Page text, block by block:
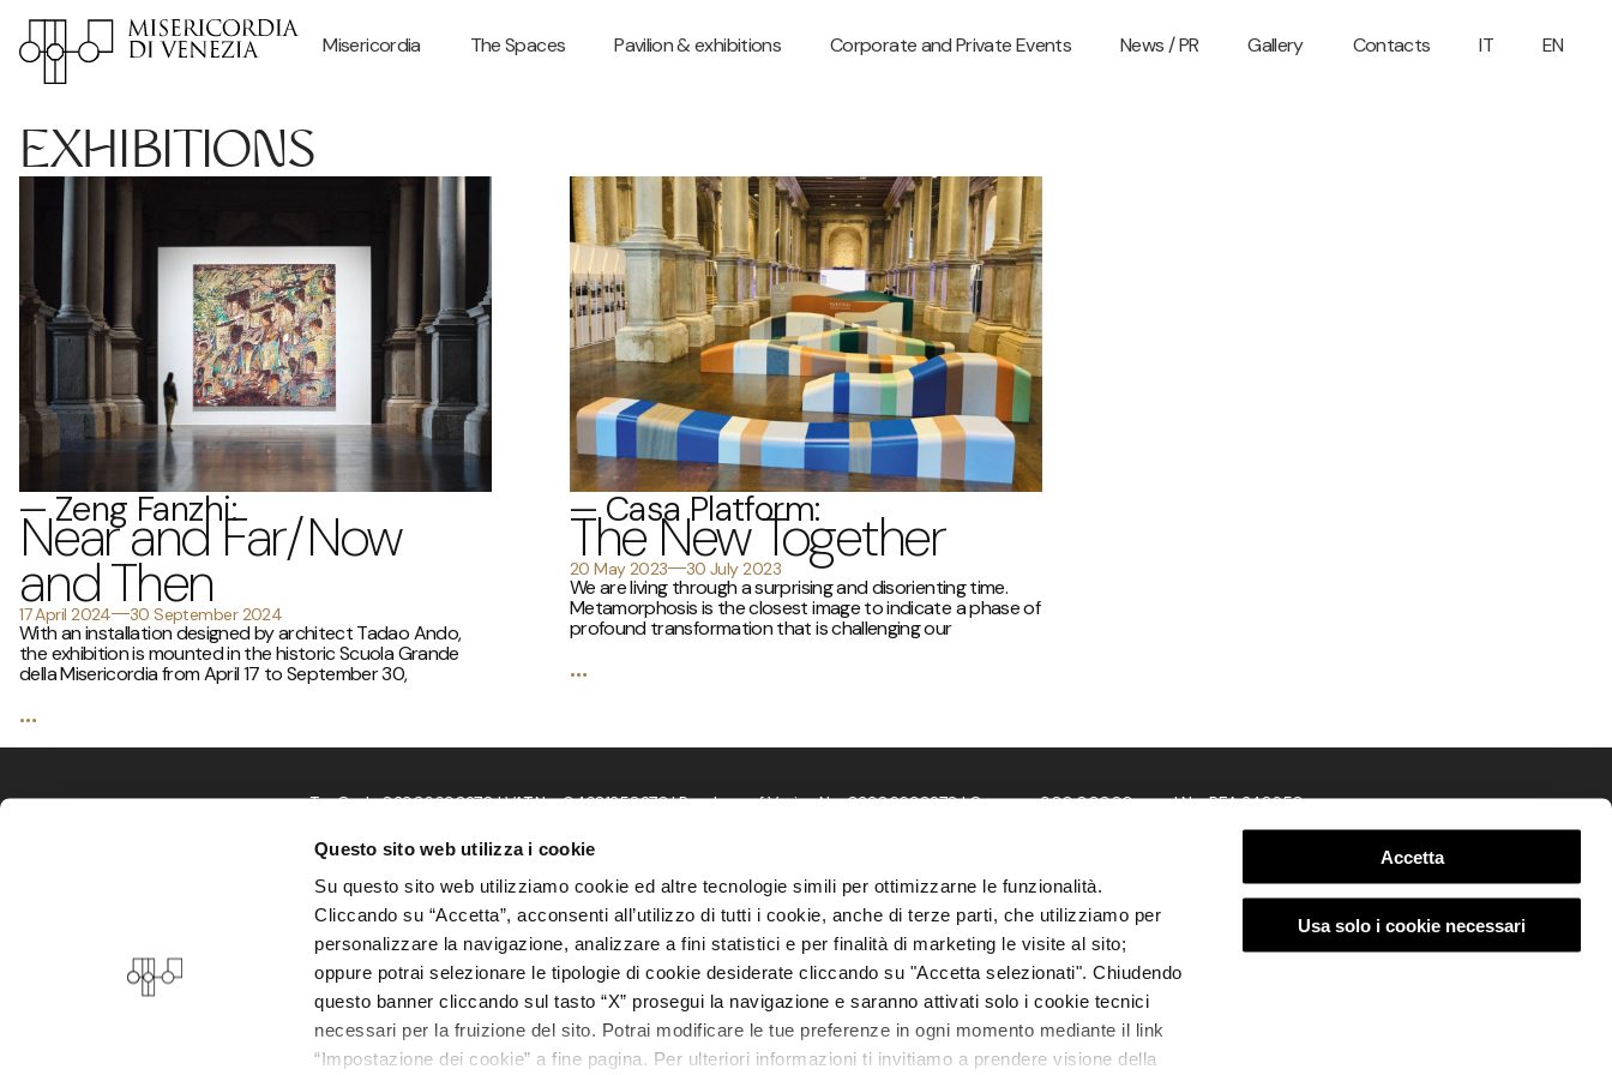
Questo sito web utilizza i cookie
Su questo sito web utilizziamo cookie ed altre tecnologie simili per ottimizzarne le funzionalità.
Cliccando su “Accetta”, acconsenti all’utilizzo di tutti i cookie, anche di terze parti, che utilizziamo per
personalizzare la navigazione, analizzare a fini statistici e per finalità di marketing le visite al sito;
oppure potrai selezionare le tipologie di cookie desiderate cliccando su "Accetta selezionati". Chiudendo
questo banner cliccando sul tasto “X” prosegui la navigazione e saranno attivati solo i cookie tecnici
necessari per la fruizione del sito. Potrai modificare le tue preferenze in ogni momento mediante il link
“Impostazione dei cookie” a fine pagina. Per ulteriori informazioni ti invitiamo a prendere visione della
Accetta
Usa solo i cookie necessari
Misericordia The Spaces Pavilion & exhibitions Corporate and Private Events News / PR Gallery Contacts IT EN
EXHIBITIONS
— Zeng Fanzhi:
Near and Far/Now
and Then
17 April 2024 30 September 2024
With an installation designed by architect Tadao Ando,
the exhibition is mounted in the historic Scuola Grande
della Misericordia from April 17 to September 30,
…
— Casa Platform:
The New Together
20 May 2023 30 July 2023
We are living through a surprising and disorienting time.
Metamorphosis is the closest image to indicate a phase of
profound transformation that is challenging our
…
Tax Code 03906690270 | VAT No. 04681350270 | Reg. Imp. of Venice No. 03906690270 | Cap. soc. 900,000.00 euro | No. REA 348650